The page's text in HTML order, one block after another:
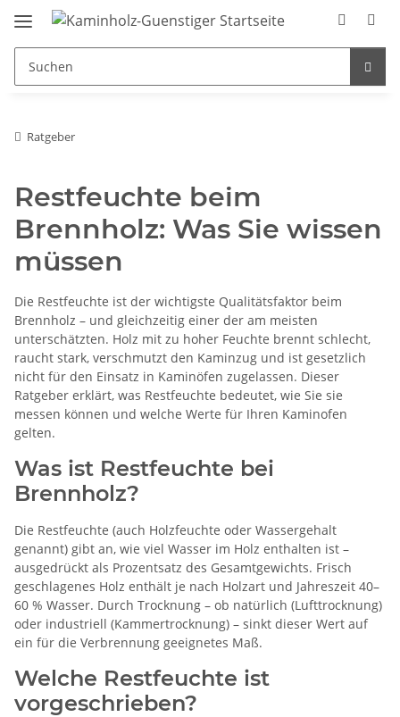
Ratgeber
Restfeuchte beim
Brennholz: Was Sie wissen
müssen
Die Restfeuchte ist der wichtigste Qualitätsfaktor beim
Brennholz – und gleichzeitig einer der am meisten
unterschätzten. Holz mit zu hoher Feuchte brennt schlecht,
raucht stark, verschmutzt den Kaminzug und ist gesetzlich
nicht für den Einsatz in Kaminöfen zugelassen. Dieser
Ratgeber erklärt, was Restfeuchte bedeutet, wie Sie sie
messen können und welche Werte für Ihren Kaminofen
gelten.
Was ist Restfeuchte bei
Brennholz?
Die Restfeuchte (auch Holzfeuchte oder Wassergehalt
genannt) gibt an, wie viel Wasser im Holz enthalten ist –
ausgedrückt als Prozentsatz des Gesamtgewichts. Frisch
geschlagenes Holz enthält je nach Holzart und Jahreszeit 40–
60 % Wasser. Durch Trocknung – ob natürlich (Lufttrocknung)
oder industriell (Kammertrocknung) – sinkt dieser Wert auf
ein für die Verbrennung geeignetes Maß.
Welche Restfeuchte ist
vorgeschrieben?